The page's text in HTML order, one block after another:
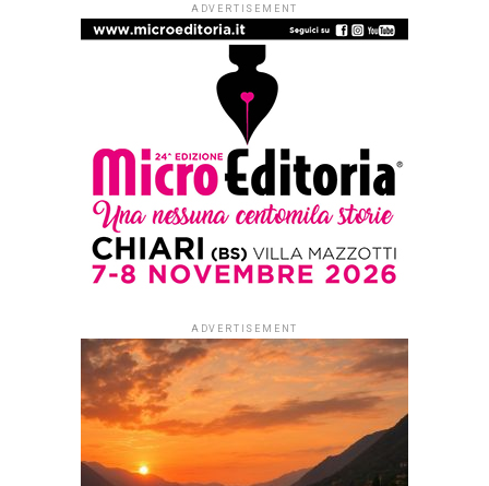
ADVERTISEMENT
ADVERTISEMENT